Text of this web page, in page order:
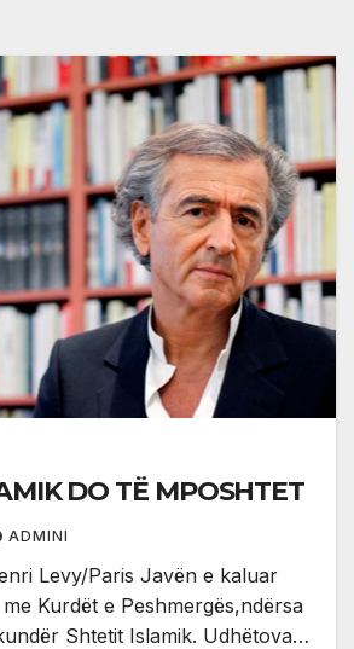
DO TË MPOSHTET
ADMINI
Levy/Paris Javën e kaluar
Kurdët e Peshmergës,ndërsa
Shtetit Islamik. Udhëtova…